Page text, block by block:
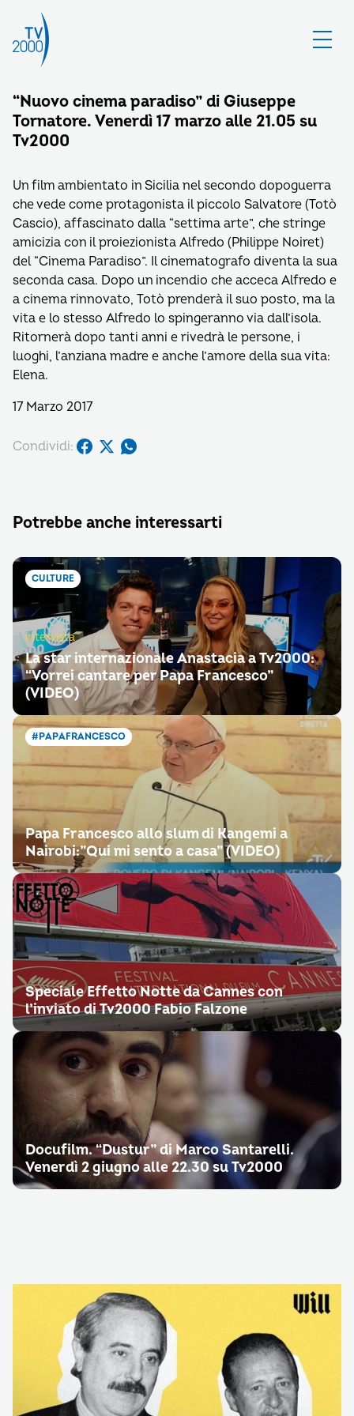
“Nuovo cinema paradiso” di Giuseppe
Tornatore. Venerdì 17 marzo alle 21.05 su
Tv2000
Un film ambientato in Sicilia nel secondo dopoguerra
che vede come protagonista il piccolo Salvatore (Totò
Cascio), affascinato dalla “settima arte”, che stringe
amicizia con il proiezionista Alfredo (Philippe Noiret)
del “Cinema Paradiso”. Il cinematografo diventa la sua
seconda casa. Dopo un incendio che acceca Alfredo e
a cinema rinnovato, Totò prenderà il suo posto, ma la
vita e lo stesso Alfredo lo spingeranno via dall’isola.
Ritornerà dopo tanti anni e rivedrà le persone, i
luoghi, l’anziana madre e anche l’amore della sua vita:
Elena.
17 Marzo 2017
Condividi:
Potrebbe anche interessarti
CULTURE
intervista
La star internazionale Anastacia a Tv2000:
“Vorrei cantare per Papa Francesco”
(VIDEO)
#PAPAFRANCESCO
Papa Francesco allo slum di Kangemi a
Nairobi:”Qui mi sento a casa” (VIDEO)
Speciale Effetto Notte da Cannes con
l’inviato di Tv2000 Fabio Falzone
Docufilm. “Dustur” di Marco Santarelli.
Venerdì 2 giugno alle 22.30 su Tv2000